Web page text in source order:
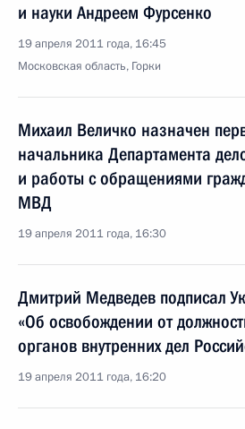
и науки Андреем Фурсенко
19 апреля 2011 года, 16:45
Московская область, Горки
Михаил Величко назначен
начальника Департамента
и работы с обращениями
МВД
19 апреля 2011 года, 16:30
Дмитрий Медведев подписал
«Об освобождении от
органов внутренних дел
19 апреля 2011 года, 16:20